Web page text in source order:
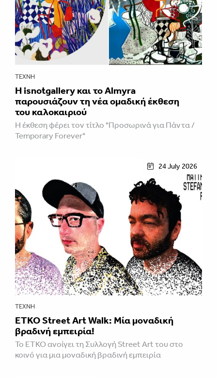
ΤΈΧΝΗ
Η isnotgallery και το Almyra
παρουσιάζουν τη νέα ομαδική έκθεση
του καλοκαιριού
Η έκθεση φέρει τον τίτλο "Προσωρινά για Πάντα /
Temporary Forever"
24 July 2026
ΤΈΧΝΗ
ETKO Street Art Walk: Μία μοναδική
βραδινή εμπειρία!
Το ETKO ανοίγει τη Συλλογή Street Art του στο
κοινό για μια μοναδική βραδινή εμπειρία